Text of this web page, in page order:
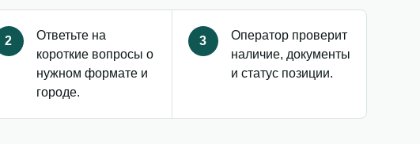
2
Ответьте на
короткие вопросы о
нужном формате и
городе.
3
Оператор проверит
наличие, документы
и статус позиции.